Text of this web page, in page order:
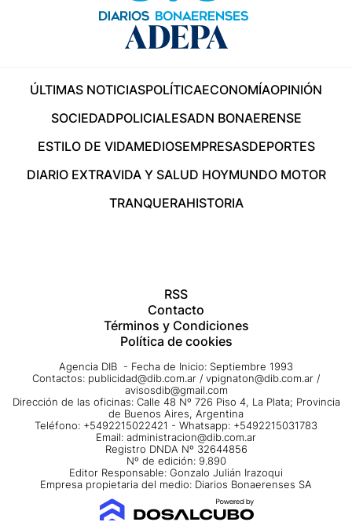
ÚLTIMAS NOTICIASPOLÍTICAECONOMÍAOPINIÓN
SOCIEDADPOLICIALESADN BONAERENSE
ESTILO DE VIDAMEDIOSEMPRESASDEPORTES
DIARIO EXTRAVIDA Y SALUD HOYMUNDO MOTOR
TRANQUERAHISTORIA
RSS
Contacto
Términos y Condiciones
Política de cookies
Agencia DIB - Fecha de Inicio: Septiembre 1993
Contactos: publicidad@dib.com.ar / vpignaton@dib.com.ar /
avisosdib@gmail.com
Dirección de las oficinas: Calle 48 Nº 726 Piso 4, La Plata; Provincia
de Buenos Aires, Argentina
Teléfono: +5492215022421 - Whatsapp: +5492215031783
Email: administracion@dib.com.ar
Registro DNDA Nº 32644856
Nº de edición: 9.890
Editor Responsable: Gonzalo Julián Irazoqui
Empresa propietaria del medio: Diarios Bonaerenses SA